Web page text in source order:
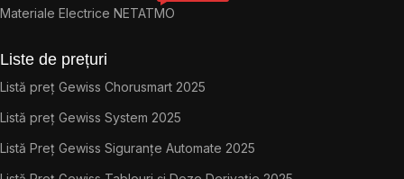
Materiale Electrice NETATMO
Liste de prețuri
Listă preț Gewiss Chorusmart 2025
Listă preț Gewiss System 2025
Listă Preț Gewiss Siguranțe Automate 2025